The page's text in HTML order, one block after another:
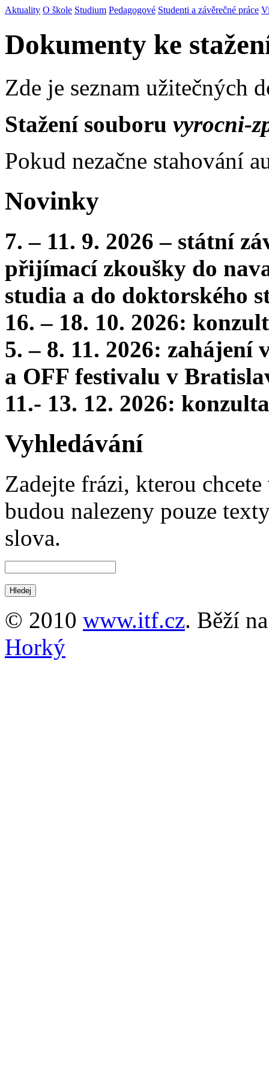
Aktuality O škole Studium Pedagogové Studenti a závěrečné práce
Dokumenty ke
Zde je seznam užitečných
Stažení souboru vyrocni-
Pokud nezačne stahování
Novinky
7. – 11. 9. 2026 – státní
přijímací zkoušky do
studia a do doktorského
16. – 18. 10. 2026:
5. – 8. 11. 2026:
a OFF festivalu v
11.- 13. 12. 2026:
Vyhledávání
Zadejte frázi, kterou
budou nalezeny pouze
slova.
© 2010 www.itf.cz. Běží
Horký